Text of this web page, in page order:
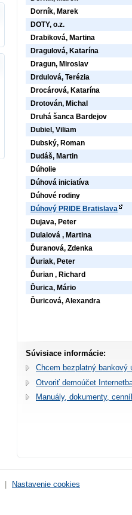
Dorník, Marek
DOTY, o.z.
Drabiková, Martina
Dragulová, Katarína
Dragun, Miroslav
Drdulová, Terézia
Drocárová, Katarína
Drotován, Michal
Druhá šanca Bardejov
Dubiel, Viliam
Dubský, Roman
Dudáš, Martin
Dúholie
Dúhová iniciatíva
Dúhové rodiny
Dúhový PRIDE Bratislava
Dujava, Peter
Dulaiová , Martina
Ďuranová, Zdenka
Ďuriak, Peter
Ďurian , Richard
Ďurica, Mário
Ďuricová, Alexandra
Súvisiace informácie:
Chcem bezplatný bankový
Otvoriť demoúčet
Manuály, dokumenty,
Nastavenie cookies